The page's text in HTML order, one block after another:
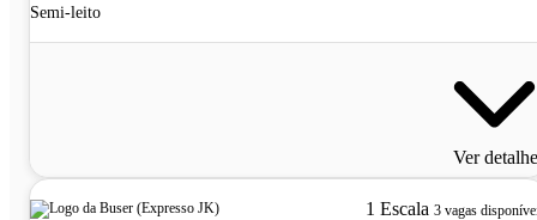
Semi-leito
Ver
1 Escala 3 vagas